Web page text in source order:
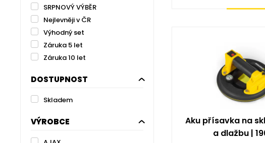
SRPNOVÝ VÝBĚR
Nejlevněji v ČR
Výhodný set
Záruka 5 let
Záruka 10 let
DOSTUPNOST
Skladem
VÝROBCE
Aku přísavka na
a dlažbu |